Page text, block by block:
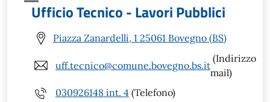
Ufficio Tecnico - Lavori Pubblici
Piazza Zanardelli, 1 25061 Bovegno (BS)
uff.tecnico@comune.bovegno.bs.it
(Indirizzo
mail)
030926148 int. 4 (Telefono)